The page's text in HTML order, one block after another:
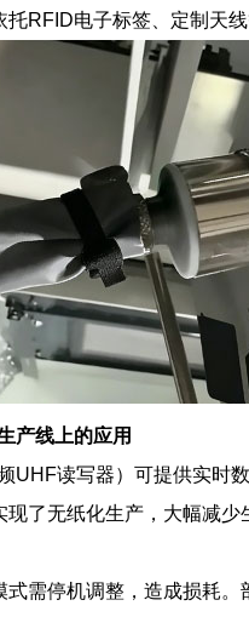
托RFID电子标签、定制天
产线上的应用
UHF读写器）可提供实时
现了无纸化生产，大幅减
式需停机调整，造成损耗